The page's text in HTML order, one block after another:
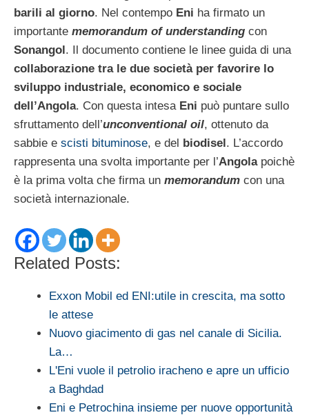
barili al giorno. Nel contempo Eni ha firmato un
importante memorandum of understanding con
Sonangol . Il documento contiene le linee guida di una
collaborazione tra le due società per favorire lo
sviluppo industriale, economico e sociale
dell’Angola. Con questa intesa Eni può puntare sullo
sfruttamento dell’unconventional oil, ottenuto da
sabbie e scisti bituminose, e del biodisel . L’accordo
rappresenta una svolta importante per l’Angolapoichè
è la prima volta che firma un memorandum con una
società internazionale.
Related Posts:
Exxon Mobil ed ENI:utile in crescita, ma sotto
le attese
Nuovo giacimento di gas nel canale di Sicilia.
La…
L'Eni vuole il petrolio iracheno e apre un ufficio
a Baghdad
Eni e Petrochina insieme per nuove opportunità